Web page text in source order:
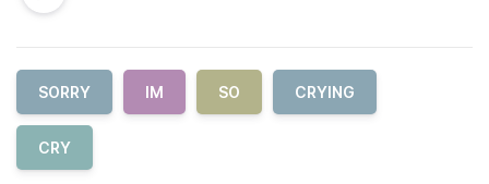
SORRY IM SO CRYING
CRY